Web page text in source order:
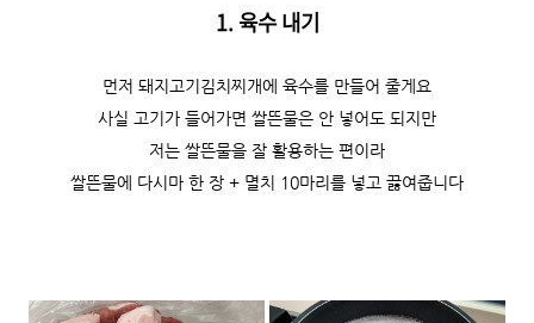
1. 육수 내기
먼저 돼지고기김치찌개에 육수를 만들어 줄게요
사실 고기가 들어가면 쌀뜬물은 안 넣어도 되지만
저는 쌀뜬물을 잘 활용하는 편이라
쌀뜬물에 다시마 한 장 + 멸치 10마리를 넣고 끓여줍니다